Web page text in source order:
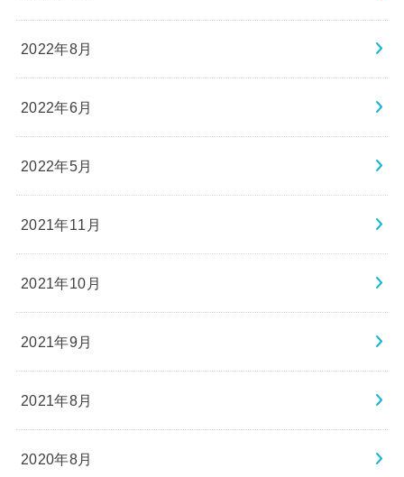
2022年8月
2022年6月
2022年5月
2021年11月
2021年10月
2021年9月
2021年8月
2020年8月